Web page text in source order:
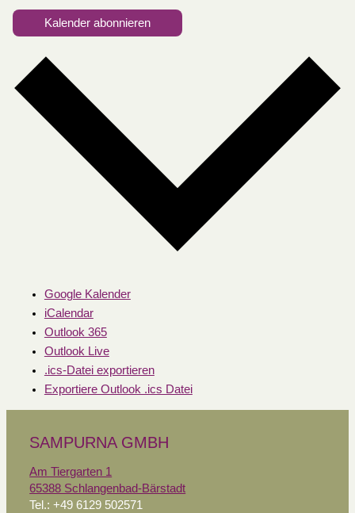
Kalender abonnieren
Google Kalender
iCalendar
Outlook 365
Outlook Live
.ics-Datei exportieren
Exportiere Outlook .ics Datei
SAMPURNA GMBH
Am Tiergarten 1
65388 Schlangenbad-Bärstadt
Tel.: +49 6129 502571